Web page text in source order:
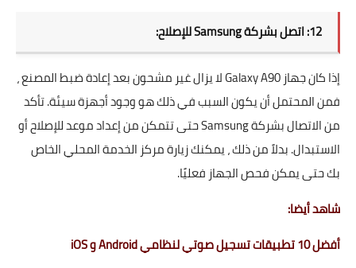
12: اتصل بشركة Samsung للإصلاح:
إذا كان جهاز Galaxy A90 لا يزال غير مشحون بعد إعادة ضبط المصنع ،
فمن المحتمل أن يكون السبب في ذلك هو وجود أجهزة سيئة. تأكد
من الاتصال بشركة Samsung حتى تتمكن من إعداد موعد للإصلاح أو
الاستبدال. بدلاً من ذلك ، يمكنك زيارة مركز الخدمة المحلي الخاص
بك حتى يمكن فحص الجهاز فعليًا.
شاهد أيضا:
أفضل 10 تطبيقات تسجيل صوتي لنظامي Android و iOS